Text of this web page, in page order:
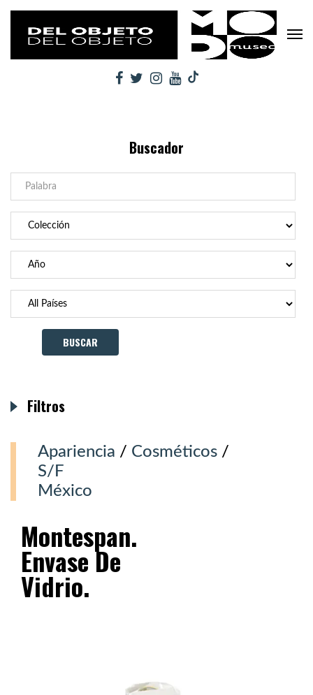
Buscador
Apariencia / Cosméticos /
S/F
México
Montespan.
Envase De
Vidrio.
Filtros